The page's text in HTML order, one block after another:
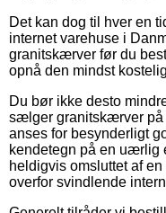
Det kan dog til hver en
internet varehuse i
granitskærver før du
opnå den mindst
Du bør ikke desto
sælger granitskærver på
anses for besynderligt
kendetegn på en uærlig
heldigvis omsluttet af
overfor svindlende